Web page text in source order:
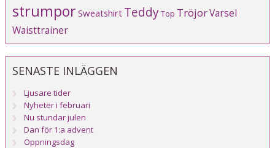
strumporSweatshirt TeddyTop TröjorVarsel
Waisttrainer
SENASTE INLÄGGEN
Ljusare tider
Nyheter i februari
Nu stundar julen
Dan för 1:a advent
Öppningsdag